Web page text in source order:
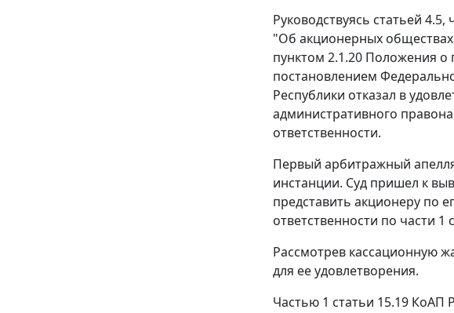
Руководствуясь статьей 4.5,
"Об акционерных
пунктом 2.1.20 Положения о
постановлением
Республики отказал в
административного
ответственности.
Первый арбитражный
инстанции. Суд пришел к
представить акционеру по
ответственности по части 1
Рассмотрев кассационную
для ее удовлетворения.
Частью 1 статьи 15.19 КоАП